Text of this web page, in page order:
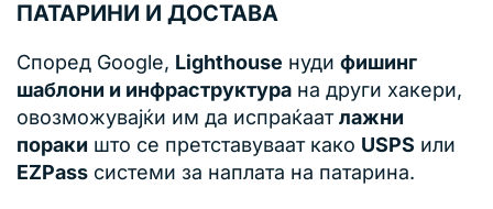
ПАТАРИНИ И ДОСТАВА
Според Google, Lighthouse нуди фишинг
шаблони и инфраструктура на други хакери,
овозможувајќи им да испраќаатлажни
пораки што се претставуваат како USPS или
EZPass системи за наплата на патарина.